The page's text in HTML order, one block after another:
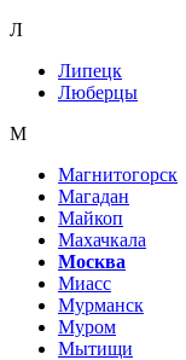
Л
Липецк
Люберцы
М
Магнитогорск
Магадан
Майкоп
Махачкала
Москва
Миасс
Мурманск
Муром
Мытищи